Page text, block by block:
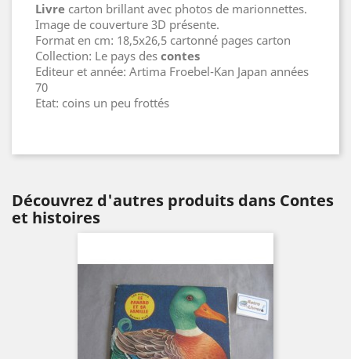
Livre carton brillant avec photos de marionnettes.
Image de couverture 3D présente.
Format en cm: 18,5x26,5 cartonné pages carton
Collection: Le pays des contes
Editeur et année: Artima Froebel-Kan Japan années
70
Etat: coins un peu frottés
Découvrez d'autres produits dans Contes
et histoires